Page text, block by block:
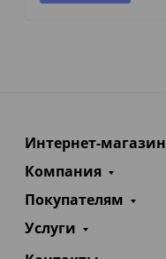
Интернет-магазин
Компания
Покупателям
Услуги